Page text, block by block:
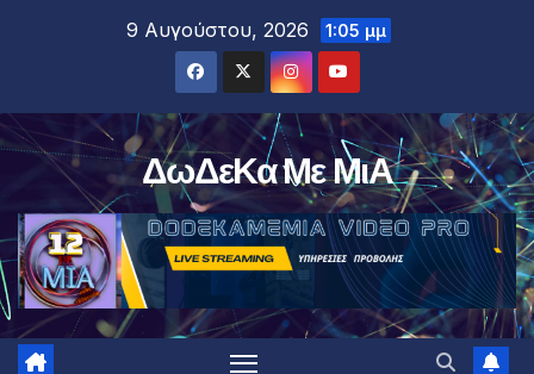
9 Αυγούστου, 2026 1:05 μμ
ΔωΔεΚα Με ΜιΑ